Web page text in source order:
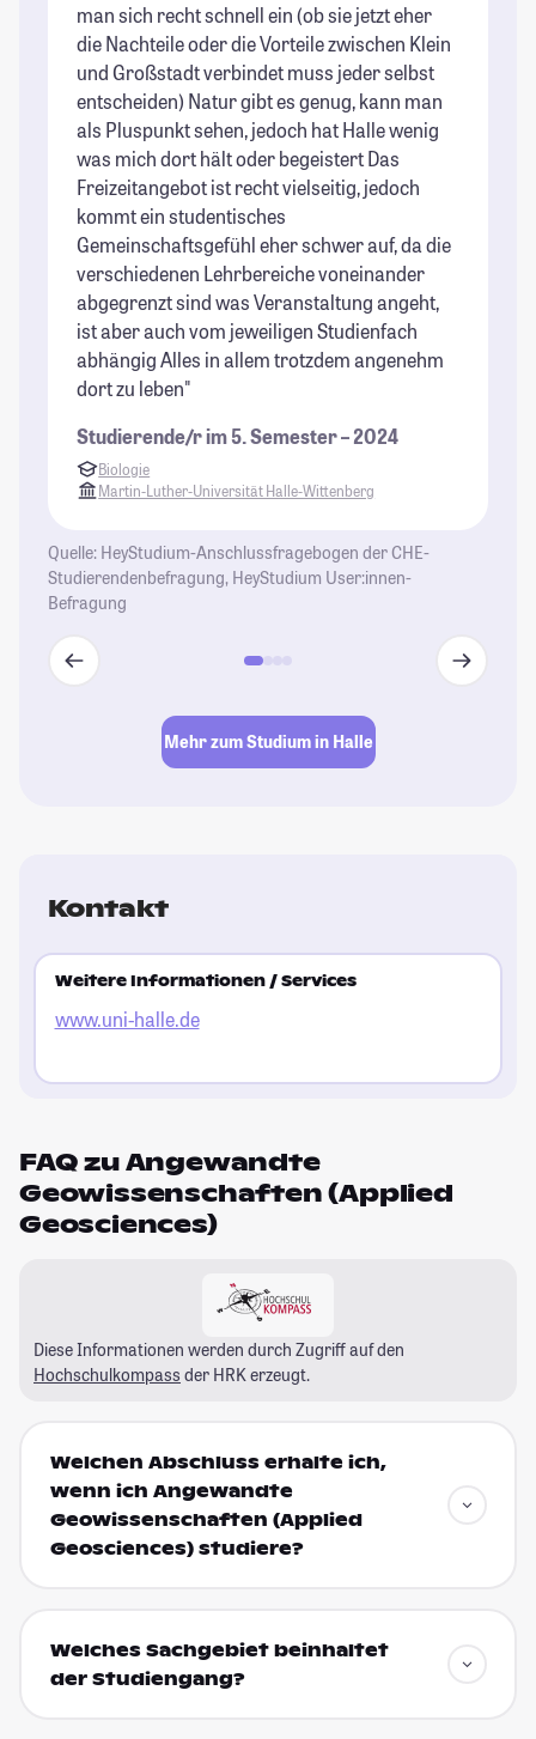
man sich recht schnell ein (ob sie jetzt eher
die Nachteile oder die Vorteile zwischen Klein
und Großstadt verbindet muss jeder selbst
entscheiden) Natur gibt es genug, kann man
als Pluspunkt sehen, jedoch hat Halle wenig
was mich dort hält oder begeistert Das
Freizeitangebot ist recht vielseitig, jedoch
kommt ein studentisches
Gemeinschaftsgefühl eher schwer auf, da die
verschiedenen Lehrbereiche voneinander
abgegrenzt sind was Veranstaltung angeht,
ist aber auch vom jeweiligen Studienfach
abhängig Alles in allem trotzdem angenehm
dort zu leben"
Studierende/r im 5. Semester – 2024
Biologie
Martin-Luther-Universität Halle-Wittenberg
Quelle: HeyStudium-Anschlussfragebogen der CHE-
Studierendenbefragung, HeyStudium User:innen-
Befragung
Mehr zum Studium in Halle
Kontakt
Weitere Informationen / Services
www.uni-halle.de
FAQ zu Angewandte
Geowissenschaften (Applied
Geosciences)
Diese Informationen werden durch Zugriff auf den
Hochschulkompass der HRK erzeugt.
Welchen Abschluss erhalte ich,
wenn ich Angewandte
Geowissenschaften (Applied
Geosciences) studiere?
Welches Sachgebiet beinhaltet
der Studiengang?